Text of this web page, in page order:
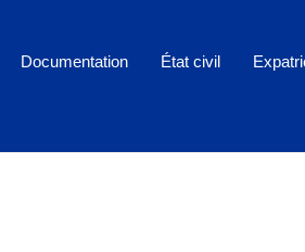
Documentation État civil